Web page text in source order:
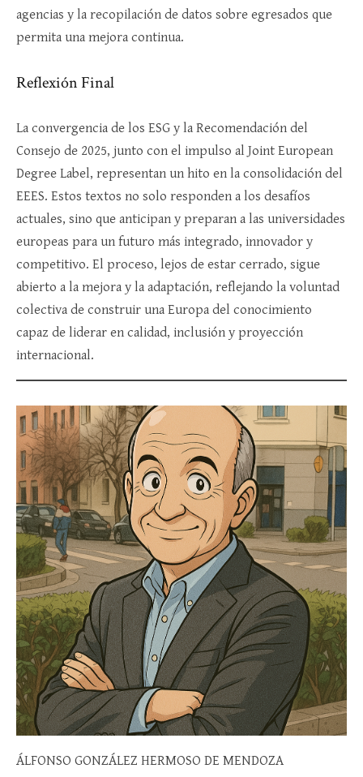
agencias y la recopilación de datos sobre egresados que
permita una mejora continua.
Reflexión Final
La convergencia de los ESG y la Recomendación del
Consejo de 2025, junto con el impulso al Joint European
Degree Label, representan un hito en la consolidación del
EEES. Estos textos no solo responden a los desafíos
actuales, sino que anticipan y preparan a las universidades
europeas para un futuro más integrado, innovador y
competitivo. El proceso, lejos de estar cerrado, sigue
abierto a la mejora y la adaptación, reflejando la voluntad
colectiva de construir una Europa del conocimiento
capaz de liderar en calidad, inclusión y proyección
internacional.
ÁLFONSO GONZÁLEZ HERMOSO DE MENDOZA